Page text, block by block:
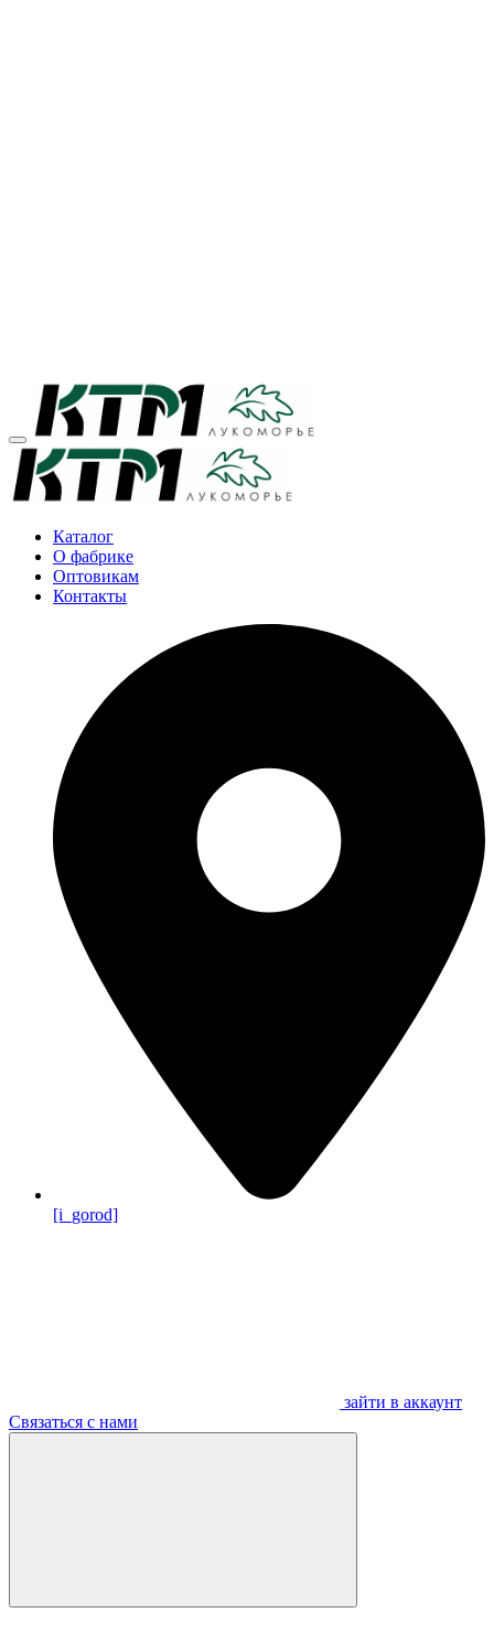
Каталог
О фабрике
Оптовикам
Контакты
[i_gorod]
зайти в аккаунт
Связаться с нами